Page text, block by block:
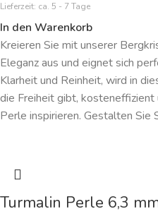
Lieferzeit: ca. 5 - 7 Tage
In den Warenkorb
Kreieren Sie mit unserer
Eleganz aus und eignet sich
Klarheit und Reinheit, wird in
die Freiheit gibt, kosteneffizient
Perle inspirieren. Gestalten Sie
Turmalin Perle 6,3